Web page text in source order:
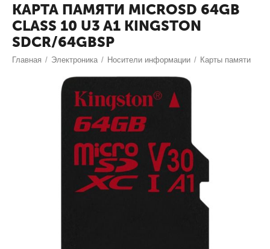
КАРТА ПАМЯТИ MICROSD 64GB
CLASS 10 U3 A1 KINGSTON
SDCR/64GBSP
Главная / Электроника / Носители информации / Карты памяти